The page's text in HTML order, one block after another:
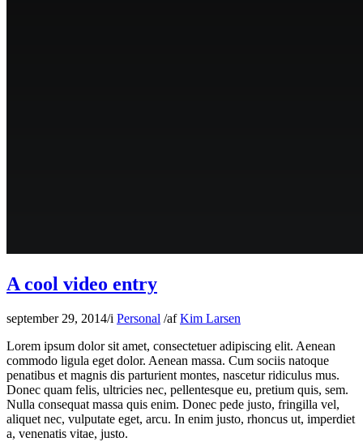
A cool video entry
september 29, 2014/i Personal /afKim Larsen
Lorem ipsum dolor sit amet, consectetuer adipiscing elit. Aenean
commodo ligula eget dolor. Aenean massa. Cum sociis natoque
penatibus et magnis dis parturient montes, nascetur ridiculus mus.
Donec quam felis, ultricies nec, pellentesque eu, pretium quis, sem.
Nulla consequat massa quis enim. Donec pede justo, fringilla vel,
aliquet nec, vulputate eget, arcu. In enim justo, rhoncus ut, imperdiet
a, venenatis vitae, justo.